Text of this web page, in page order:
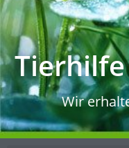
Tierhilfe
Wir